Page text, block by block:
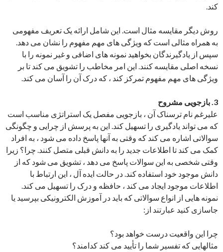
کند.
روش دیگر مقایسه مثال است. این شامل ارائه یک تعریف مفهومی
به همراه مثالی است که ویژگی های مهم مفهوم را نشان می دهد.
سپس از یادگیرندگان بخواهید نمونه های اضافی و غیر نمونه را با
نسخه اصلی مقایسه کنند. این امر مخاطب را تشویق می کند تا بر
ویژگی های مهم مفهوم تمرکز کند ، که درک آن را آسان می کند.
3. بازجویی مشروح
علیرغم نام ترسناک آن ، بازجویی مفصل یک استراتژی مناسب است
که می تواند یادگیری را تسهیل کند. این به پرسش از چرایی و چگونگی
سوالاتی اشاره می کند که وقتی به آنها پاسخ داده می شود ، به افراد
کمک می کند تا اطلاعات جدید را به دانش قبلی متصل کنند. چرا؟ زیرا
وقتی شخصی به این سوالات پاسخ می دهد ، تشویق می شود که از
دانش موجود خود استفاده کند. در حالت ایده آل ، این ارتباط با
اطلاعات موجود ایجاد می کند ، حافظه و درک را تسهیل می کند.
نمونه هایی از انواع سوالاتی که باید در آموزش الکترونیکی بپرسید یا
جاسازی کنید عبارتند از:
چرا این واقعیت درست خواهد بود؟
مثالهایی که تفسیر شما را تأیید می کند کدامند؟